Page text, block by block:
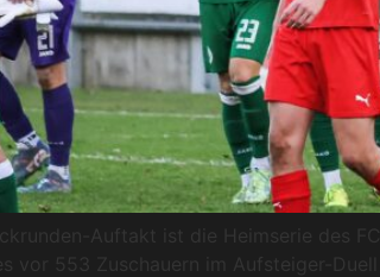
Auftakt ist die Heimserie des
vor 553 Zuschauern im Aufsteiger-